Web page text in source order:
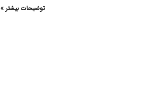
توضیحات بیشتر »